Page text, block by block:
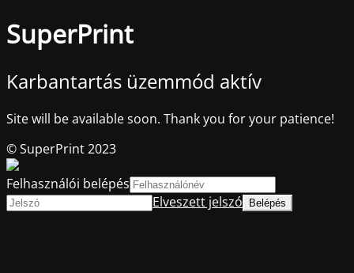
SuperPrint
Karbantartás üzemmód aktív
Site will be available soon. Thank you for your patience!
© SuperPrint 2023
Felhasználói belépés
Elveszett jelszó